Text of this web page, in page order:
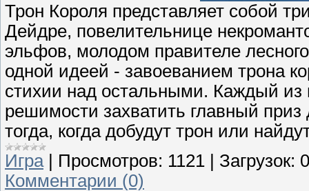
Трон Короля представляет собой
Дейдре, повелительнице
эльфов, молодом правителе
одной идеей - завоеванием трона
стихии над остальными. Каждый из
решимости захватить главный приз
тогда, когда добудут трон или
Игра | Просмотров: 1121 | Загрузок: 0
Комментарии (0)